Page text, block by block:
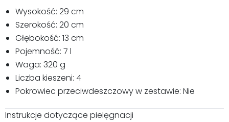
Wysokość: 29 cm
Szerokość: 20 cm
Głębokość: 13 cm
Pojemność: 7 l
Waga: 320 g
Liczba kieszeni: 4
Pokrowiec przeciwdeszczowy w zestawie: Nie
Instrukcje dotyczące pielęgnacji